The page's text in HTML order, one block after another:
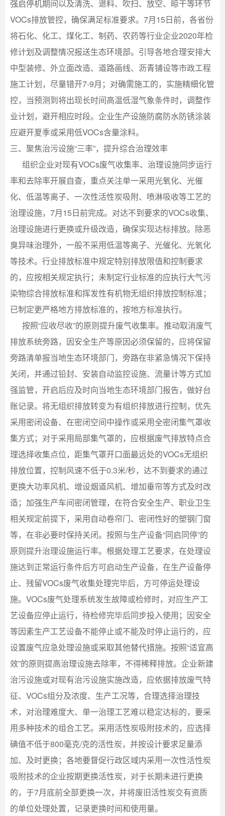
强启停机期间以及清洗、退料、吹扫、放空、晾干等环节
VOCs排放管控，确保满足标准要求。7月15日前，各省份
将石化、化工、煤化工、制药、农药等行业企业2020年检
修计划及调整情况报送生态环境部。引导各地合理安排大
中型装修、外立面改造、道路画线、沥青铺设等市政工程
施工计划，尽量错开7-9月；对确需施工的，实施精细化管
控，当预测到将出现长时间高温低湿气象条件时，调整作
业计划，避开相应时段。企业生产设施防腐防水防锈涂装
应避开夏季或采用低VOCs含量涂料。
三、聚焦治污设施“三率”，提升综合治理效率
组织企业对现有VOCs废气收集率、治理设施同步运行
率和去除率开展自查，重点关注单一采用光氧化、光催
化、低温等离子、一次性活性炭吸附、喷淋吸收等工艺的
治理设施，7月15日前完成。对达不到要求的VOCs收集、
治理设施进行更换或升级改造，确保实现达标排放。除恶
臭异味治理外，一般不采用低温等离子、光催化、光氧化
等技术。行业排放标准中规定特别排放限值和控制要求
的，应按相关规定执行；未制定行业标准的应执行大气污
染物综合排放标准和挥发性有机物无组织排放控制标准；
已制定更严格地方排放标准的，按地方标准执行。
按照“应收尽收”的原则提升废气收集率。推动取消废气
排放系统旁路，因安全生产等原因必须保留的，应将保留
旁路清单报当地生态环境部门，旁路在非紧急情况下保持
关闭，并通过铅封、安装自动监控设施、流量计等方式加
强监管，开启后应及时向当地生态环境部门报告，做好台
账记录。将无组织排放转变为有组织排放进行控制，优先
采用密闭设备、在密闭空间中操作或采用全密闭集气罩收
集方式；对于采用局部集气罩的，应根据废气排放特点合
理选择收集点位，距集气罩开口面最远处的VOCs无组织
排放位置，控制风速不低于0.3米/秒，达不到要求的通过
更换大功率风机、增设烟道风机、增加垂帘等方式及时改
造；加强生产车间密闭管理，在符合安全生产、职业卫生
相关规定前提下，采用自动卷帘门、密闭性好的塑钢门窗
等，在非必要时保持关闭。按照与生产设备“同启同停”的
原则提升治理设施运行率。根据处理工艺要求，在处理设
施达到正常运行条件后方可启动生产设备，在生产设备停
止、残留VOCs废气收集处理完毕后，方可停运处理设
施。VOCs废气处理系统发生故障或检修时，对应生产工
艺设备应停止运行，待检修完毕后同步投入使用；因安全
等因素生产工艺设备不能停止或不能及时停止运行的，应
设置废气应急处理设施或采取其他替代措施。按照“适宜高
效”的原则提高治理设施去除率，不得稀释排放。企业新建
治污设施或对现有治污设施实施改造，应依据排放废气特
征、VOCs组分及浓度、生产工况等，合理选择治理技
术，对治理难度大、单一治理工艺难以稳定达标的，要采
用多种技术的组合工艺。采用活性炭吸附技术的，应选择
碘值不低于800毫克/克的活性炭，并按设计要求足量添
加、及时更换；各地要督促行政区域内采用一次性活性炭
吸附技术的企业按期更换活性炭，对于长期未进行更换
的，于7月底前全部更换一次，并将废旧活性炭交有资质
的单位处理处置，记录更换时间和使用量。